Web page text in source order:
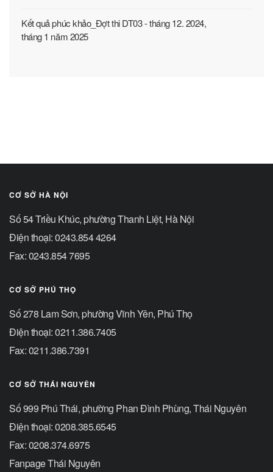
Kết quả phúc khảo_Đợt thi DT03 - tháng 12. 2024,
tháng 1 năm 2025
CƠ SỞ HÀ NỘI
Số 54 Triều Khúc, phường Thanh Liệt, Hà Nội
Điện thoại: 0243.854 4264
Fax: 0243.854 7695
CƠ SỞ PHÚ THỌ
Số 278 Lam Sơn, phường Vĩnh Yên, Phú Thọ
Điện thoại: 0211.386.7405
Fax: 0211.386.7391
CƠ SỞ THÁI NGUYÊN
Số 999 Phú Thái, phường Phan Đình Phùng, Thái Nguyên
Điện thoại: 0208.385.6545
Fax: 0208.374.6975
Fanpage Thái Nguyên